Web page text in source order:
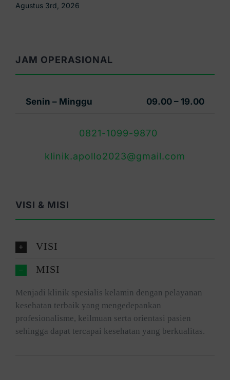
Agustus 3rd, 2026
JAM OPERASIONAL
Senin – Minggu 09.00 – 19.00
0821-1099-9870
klinik.apollo2023@gmail.com
VISI & MISI
VISI
MISI
Menjadi klinik spesialis kelamin dengan pelayanan
kesehatan terbaik yang mengedepankan
profesionalisme, keilmuan serta orientasi pasien
sehingga dapat tercapai kesehatan yang berkualitas.